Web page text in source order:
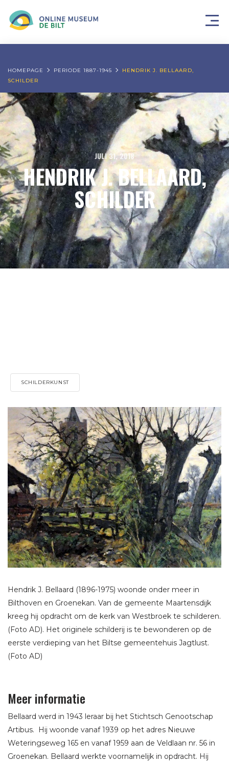
HOMEPAGE PERIODE 1887-1945
HENDRIK J. BELLAARD,
SCHILDER
JULI 31, 2018
HENDRIK J. BELLAARD,
SCHILDER
SCHILDERKUNST
Hendrik J. Bellaard (1896-1975) woonde onder meer in
Bilthoven en Groenekan. Van de gemeente Maartensdijk
kreeg hij opdracht om de kerk van Westbroek te schilderen.
(Foto AD). Het originele schilderij is te bewonderen op de
eerste verdieping van het Biltse gemeentehuis Jagtlust.
(Foto AD)
Meer informatie
Bellaard werd in 1943 leraar bij het Stichtsch Genootschap
Artibus. Hij woonde vanaf 1939 op het adres Nieuwe
Weteringseweg 165 en vanaf 1959 aan de Veldlaan nr. 56 in
Groenekan. Bellaard werkte voornamelijk in opdracht. Hij